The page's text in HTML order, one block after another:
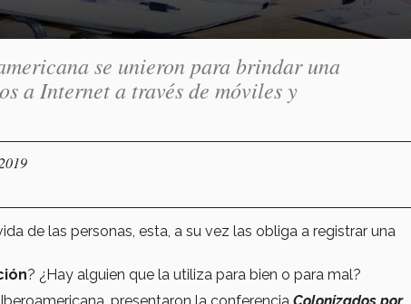
se unieron para brindar una
a Internet a través de móviles y
de las personas, esta, a su vez las obliga a registrar una
? ¿Hay alguien que la utiliza para bien o para mal?
presentaron la conferencia Colonizados por